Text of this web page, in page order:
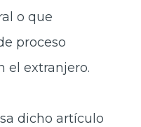
o que
proceso
el extranjero.
dicho artículo